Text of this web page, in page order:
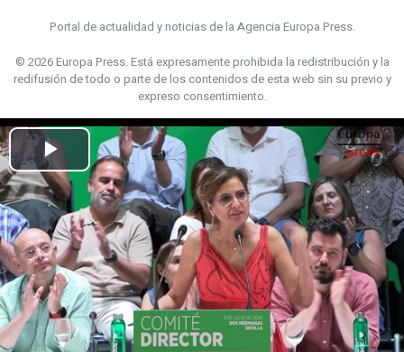
Portal de actualidad y noticias de la Agencia Europa Press.
© 2026 Europa Press.Está expresamente prohibida la redistribución y la
redifusión de todo o parte de los contenidos de esta web sin su previo y
expreso consentimiento.